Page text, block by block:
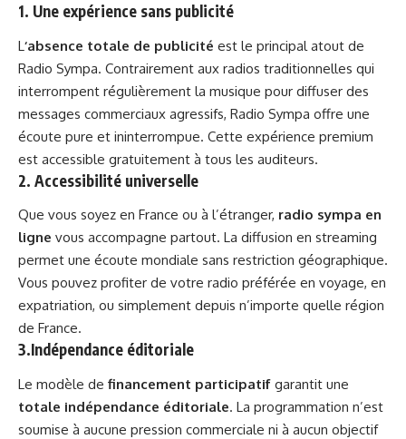
1. Une expérience sans publicité
L‘absence totale de publicité est le principal atout de
Radio Sympa. Contrairement aux radios traditionnelles qui
interrompent régulièrement la musique pour diffuser des
messages commerciaux agressifs, Radio Sympa offre une
écoute pure et ininterrompue. Cette expérience premium
est accessible gratuitement à tous les auditeurs.
2. Accessibilité universelle
Que vous soyez en France ou à l’étranger, radio sympa en
ligne vous accompagne partout. La diffusion en streaming
permet une écoute mondiale sans restriction géographique.
Vous pouvez profiter de votre radio préférée en voyage, en
expatriation, ou simplement depuis n’importe quelle région
de France.
3.Indépendance éditoriale
Le modèle de financement participatif garantit une
totale indépendance éditoriale. La programmation n’est
soumise à aucune pression commerciale ni à aucun objectif